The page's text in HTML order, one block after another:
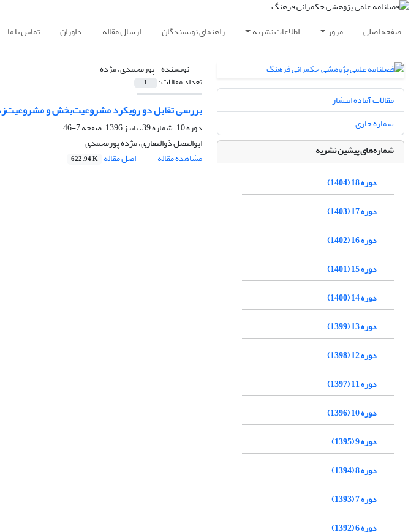
صفحه اصلی مرور اطلاعات نشریه راهنمای نویسندگان ارسال مقاله داوران تماس با ما
نویسنده =پورمحمدی، مژده
تعداد مقالات: 1
بررسی تقابل دو رویکرد مشروعیت‌‌بخش و مشروعیت‌‌زدا در
دوره 10، شماره 39، پاییز 1396، صفحه
7-46
ابوالفضل ذوالفقاری، مژده پورمحمدی
مشاهده مقاله
اصل مقاله 622.94 K
مقالات آماده انتشار
شماره جاری
شماره‌های پیشین نشریه
دوره 18 (1404)
دوره 17 (1403)
دوره 16 (1402)
دوره 15 (1401)
دوره 14 (1400)
دوره 13 (1399)
دوره 12 (1398)
دوره 11 (1397)
دوره 10 (1396)
دوره 9 (1395)
دوره 8 (1394)
دوره 7 (1393)
دوره 6 (1392)